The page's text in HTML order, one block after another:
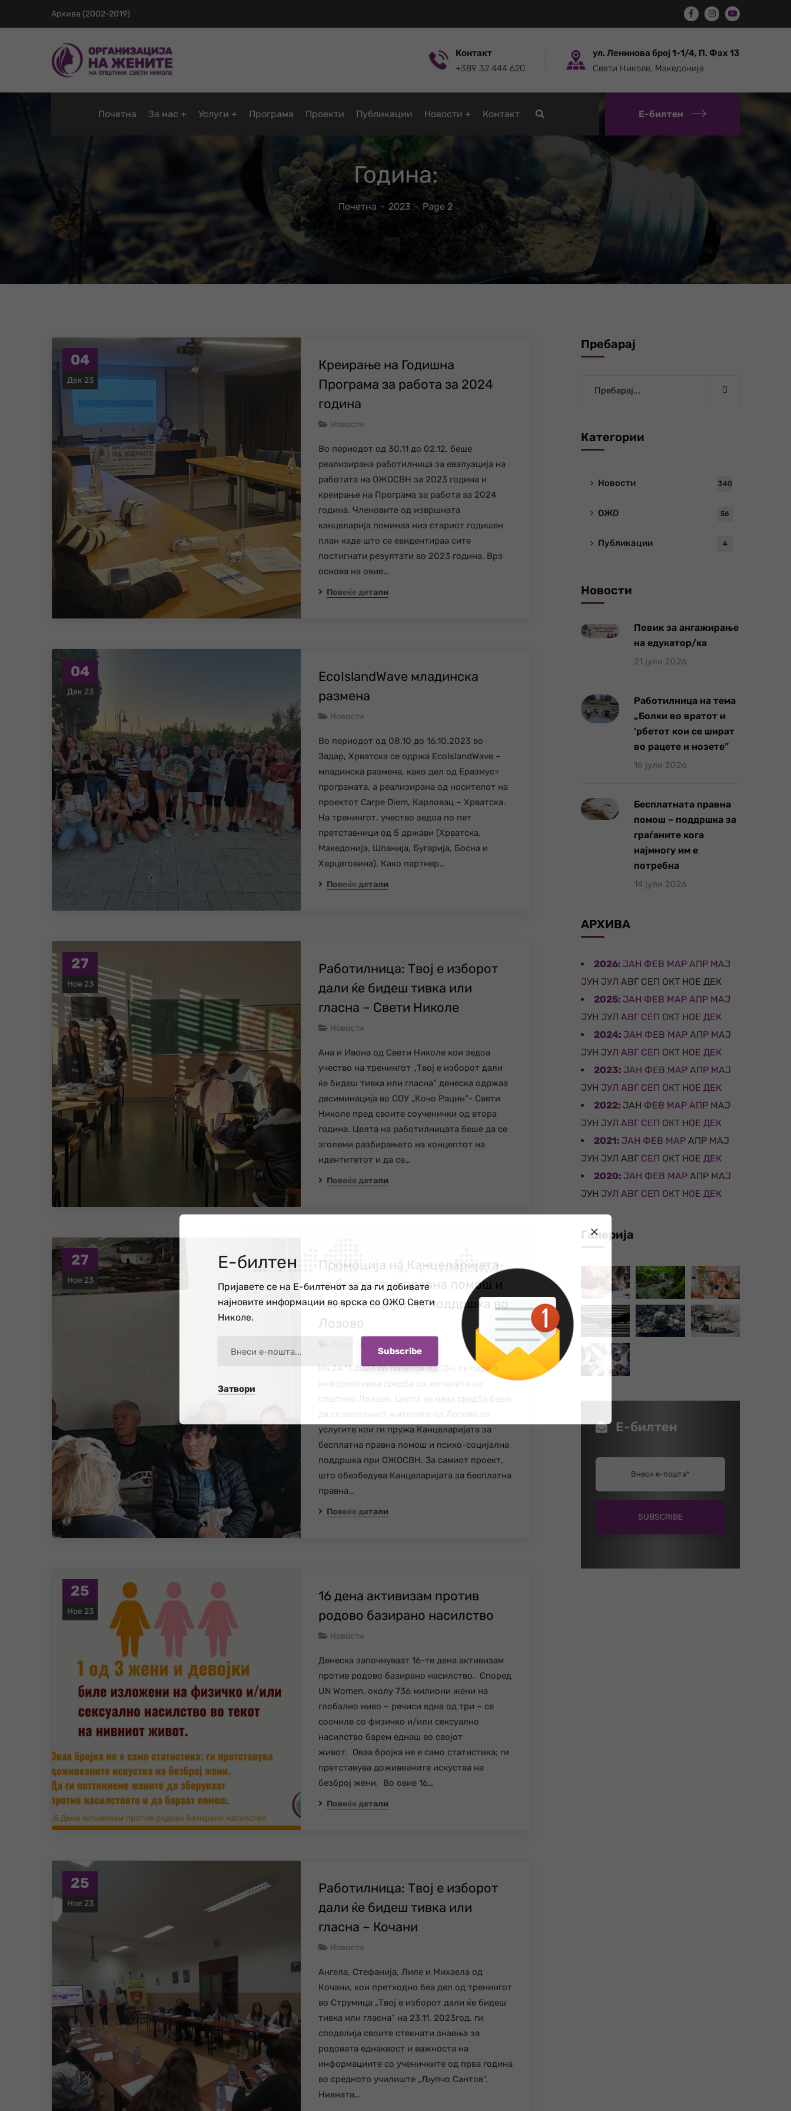
Архива (2002-2019)
Контакт
+389 32 444 620
ул. Ленинова број 1-1/4, П. Фах 13
Свети Николе, Македонија
Почетна За нас Услуги Програмa Проекти Публикации Новости Контакт Е-билтен
Година:
Почетна 2023 Page 2
04
Дек 23
Креирање на Годишна
Програма за работа за 2024
година
Новости
Во периодот од 30.11 до 02.12, беше
реализирана работилница за евалуација на
работата на ОЖОСВН за 2023 година и
креирање на Програма за работа за 2024
година. Членовите од извршната
канцеларија поминаа низ стариот годишен
план каде што се евидентираа сите
постигнати резултати во 2023 година. Врз
основа на овие…
Повеќе детали
04
Дек 23
EcoIslandWave младинска
размена
Новости
Во периодот од 08.10 до 16.10.2023 во
Задар, Хрватска се одржа EcoIslandWave –
младинска размена, како дел од Еразмус+
програмата, а реализирана од носителот на
проектот Carpe Diem, Карловац – Хрватска.
На тренингот, учество зедоа по пет
претставници од 5 држави (Хрватска,
Македонија, Шпанија, Бугарија, Босна и
Херцеговина). Како партнер…
Повеќе детали
27
Ное 23
Работилница: Твој е изборот
дали ќе бидеш тивка или
гласна – Свети Николе
Новости
Ана и Ивона од Свети Николе кои зедоа
учество на тренингот „Твој е изборот дали
ќе бидеш тивка или гласна“ денеска одржаа
десиминација во СОУ „Кочо Рацин“- Свети
Николе пред своите соученички од втора
година. Целта на работилницата беше да се
зголеми разбирањето на концептот на
идентитетот и да се…
Повеќе детали
27
Ное 23
Промоција на Канцеларијата
за бесплатна правна помош и
психо-социјална поддршка во
Лозово
На 24.11.2023 со почеток од 13ч. се одржа
информативна средба со жителите на
општина Лозово. Целта на оваа средба беше
да се запознаат жителите од Лозово со
услугите кои ги пружа Канцеларијата за
бесплатна правна помош и психо-социјална
поддршка при ОЖОСВН. За самиот проект,
што обезбедува Канцеларијата за бесплатна
правна…
Повеќе детали
25
Ное 23
16 дена активизам против
родово базирано насилство
Новости
Денеска започнуваат 16-те дена активизам
против родово базирано насилство. Според
UN Women, околу 736 милиони жени на
глобално ниво – речиси една од три – се
соочиле со физичко и/или сексуално
насилство барем еднаш во својот
живот. Оваа бројка не е само статистика; ги
претставува доживеаните искуства на
безброј жени. Во овие 16…
Повеќе детали
25
Ное 23
Работилница: Твој е изборот
дали ќе бидеш тивка или
гласна – Кочани
Новости
Ангела, Стефанија, Лиле и Михаела од
Кочани, кои претходно беа дел од тренингот
во Струмица „Твој е изборот дали ќе бидеш
тивка или гласна“ на 23.11. 2023год. ги
споделија своите стекнати знаења за
родовата еднаквост и важноста на
информациите со ученичките од прва година
во средното училиште „Љупчо Сантов“.
Нивната…
Пребарај
Категории
Новости 340
ОЖО 56
Публикации 4
Новости
Повик за ангажирање
на едукатор/ка
21 јули 2026
Работилница на тема
„Болки во вратот и
‘рбетот кои се шират
во рацете и нозете”
16 јули 2026
Бесплатната правна
помош – поддршка за
граѓаните кога
најмногу им е
потребна
14 јули 2026
АРХИВА
2026: ЈАН ФЕВ МАР АПР МАЈ
ЈУН ЈУЛ АВГ СЕП ОКТ НОЕ ДЕК
2025: ЈАН ФЕВ МАР АПР МАЈ
ЈУН ЈУЛ АВГ СЕП ОКТ НОЕ ДЕК
2024: ЈАН ФЕВ МАР АПР МАЈ
ЈУН ЈУЛ АВГ СЕП ОКТ НОЕ ДЕК
2023: ЈАН ФЕВ МАР АПР МАЈ
ЈУН ЈУЛ АВГ СЕП ОКТ НОЕ ДЕК
2022: ЈАН ФЕВ МАР АПР МАЈ
ЈУН ЈУЛ АВГ СЕП ОКТ НОЕ ДЕК
2021: ЈАН ФЕВ МАР АПР МАЈ
ЈУН ЈУЛ АВГ СЕП ОКТ НОЕ ДЕК
2020: ЈАН ФЕВ МАР АПР МАЈ
ЈУН ЈУЛ АВГ СЕП ОКТ НОЕ ДЕК
Галерија
Е-билтен
Е-билтен
Пријавете се на Е-билтенот за да ги добивате
најновите информации во врска со ОЖО Свети
Николе.
Затвори